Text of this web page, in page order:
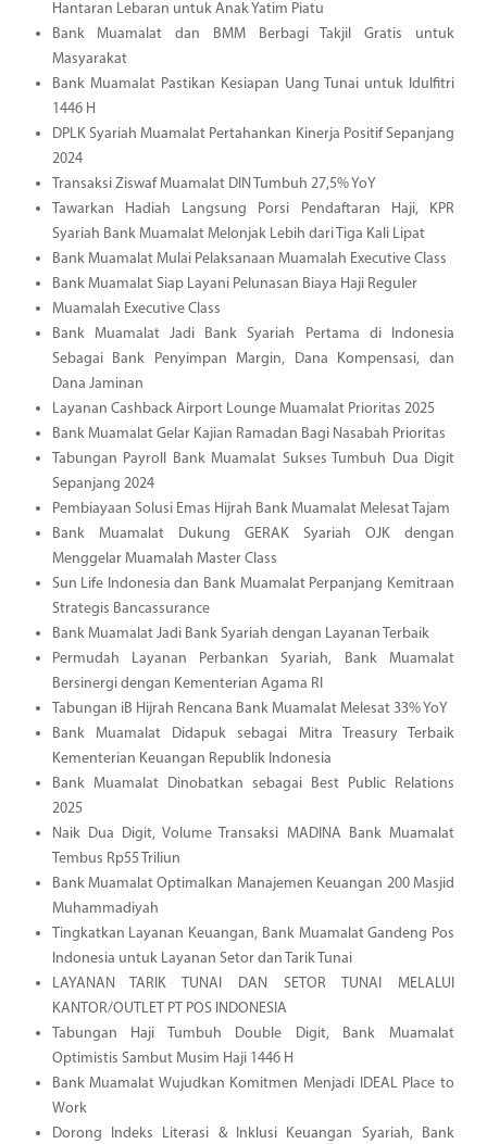
Hantaran Lebaran untuk Anak Yatim Piatu
Bank Muamalat dan BMM Berbagi Takjil Gratis untuk
Masyarakat
Bank Muamalat Pastikan Kesiapan Uang Tunai untuk Idulfitri
1446 H
DPLK Syariah Muamalat Pertahankan Kinerja Positif Sepanjang
2024
Transaksi Ziswaf Muamalat DIN Tumbuh 27,5% YoY
Tawarkan Hadiah Langsung Porsi Pendaftaran Haji, KPR
Syariah Bank Muamalat Melonjak Lebih dari Tiga Kali Lipat
Bank Muamalat Mulai Pelaksanaan Muamalah Executive Class
Bank Muamalat Siap Layani Pelunasan Biaya Haji Reguler
Muamalah Executive Class
Bank Muamalat Jadi Bank Syariah Pertama di Indonesia
Sebagai Bank Penyimpan Margin, Dana Kompensasi, dan
Dana Jaminan
Layanan Cashback Airport Lounge Muamalat Prioritas 2025
Bank Muamalat Gelar Kajian Ramadan Bagi Nasabah Prioritas
Tabungan Payroll Bank Muamalat Sukses Tumbuh Dua Digit
Sepanjang 2024
Pembiayaan Solusi Emas Hijrah Bank Muamalat Melesat Tajam
Bank Muamalat Dukung GERAK Syariah OJK dengan
Menggelar Muamalah Master Class
Sun Life Indonesia dan Bank Muamalat Perpanjang Kemitraan
Strategis Bancassurance
Bank Muamalat Jadi Bank Syariah dengan Layanan Terbaik
Permudah Layanan Perbankan Syariah, Bank Muamalat
Bersinergi dengan Kementerian Agama RI
Tabungan iB Hijrah Rencana Bank Muamalat Melesat 33% YoY
Bank Muamalat Didapuk sebagai Mitra Treasury Terbaik
Kementerian Keuangan Republik Indonesia
Bank Muamalat Dinobatkan sebagai Best Public Relations
2025
Naik Dua Digit, Volume Transaksi MADINA Bank Muamalat
Tembus Rp55 Triliun
Bank Muamalat Optimalkan Manajemen Keuangan 200 Masjid
Muhammadiyah
Tingkatkan Layanan Keuangan, Bank Muamalat Gandeng Pos
Indonesia untuk Layanan Setor dan Tarik Tunai
LAYANAN TARIK TUNAI DAN SETOR TUNAI MELALUI
KANTOR/OUTLET PT POS INDONESIA
Tabungan Haji Tumbuh Double Digit, Bank Muamalat
Optimistis Sambut Musim Haji 1446 H
Bank Muamalat Wujudkan Komitmen Menjadi IDEAL Place to
Work
Dorong Indeks Literasi & Inklusi Keuangan Syariah, Bank